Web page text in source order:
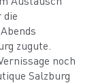
die
zugute.
noch
Salzburg